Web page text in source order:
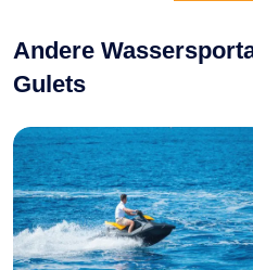
Andere
Gulets